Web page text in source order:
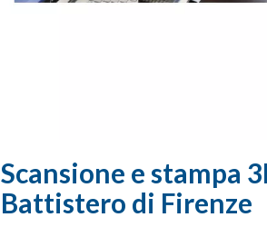
Scansione e stampa
Battistero di Firenze